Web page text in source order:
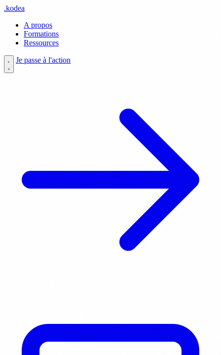
.kodea
A propos
Formations
Ressources
Je passe à l'action